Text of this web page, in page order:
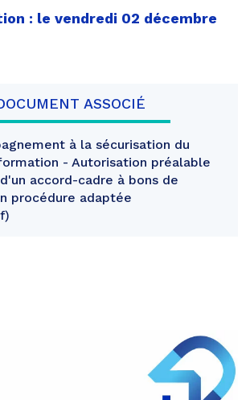
: le vendredi 02 décembre
ASSOCIÉ
à la sécurisation du
- Autorisation préalable
accord-cadre à bons de
procédure adaptée